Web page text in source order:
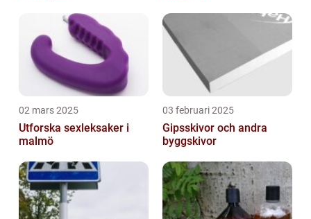
02 mars 2025
Utforska sexleksaker i
malmö
03 februari 2025
Gipsskivor och andra
byggskivor